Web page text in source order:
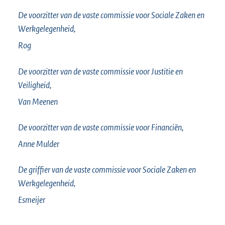
De voorzitter van de vaste commissie voor Sociale Zaken en
Werkgelegenheid,
Rog
De voorzitter van de vaste commissie voor Justitie en
Veiligheid,
Van Meenen
De voorzitter van de vaste commissie voor Financiën,
AnneMulder
De griffier van de vaste commissie voor Sociale Zaken en
Werkgelegenheid,
Esmeijer